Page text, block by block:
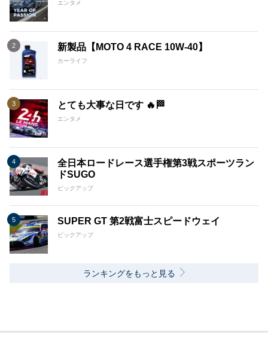
エンタメ
新製品【MOTO 4 RACE 10W-40】
カーライフ
とても大事な日です 🔥🏁
エンタメ
全日本ロードレース選手権第3戦スポーツラン
ドSUGO
ピックアップ
SUPER GT 第2戦富士スピードウェイ
ピックアップ
ランキングをもっと見る